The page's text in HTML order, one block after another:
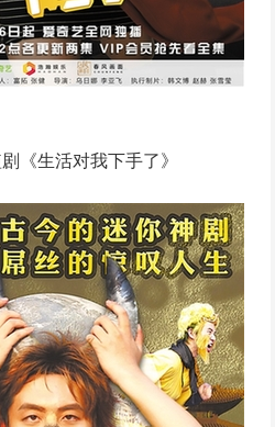
生活对我下手了》